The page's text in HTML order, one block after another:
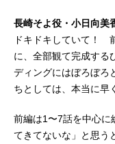
長崎そよ役・小日向美
ドキドキしていて！
に、全部観て完成する
ディングにはぼろぼろ
ちとしては、本当に早
前編は1〜7話を中心に
てきてないな」と思う